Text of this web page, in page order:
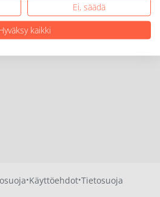
·Käyttöehdot·Tietosuoja
Ei, säädä
kaikki